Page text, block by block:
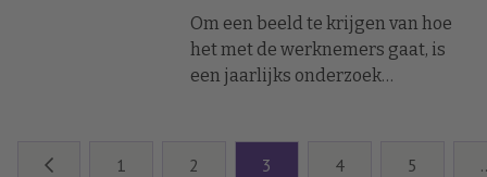
Om een beeld te krijgen van hoe
het met de werknemers gaat, is
een jaarlijks onderzoek
1 2 3 4 5